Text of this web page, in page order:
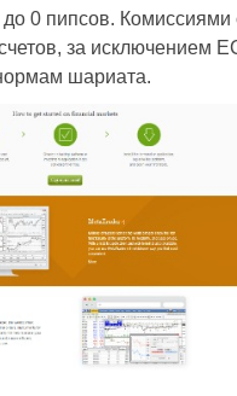
0 пипсов. Комиссиями
за исключением
шариата.